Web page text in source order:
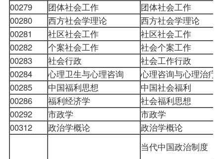
00279
团体社会工作 团体社会工作
00280
西方社会学理论 西方社会学理论
00281
社区社会工作 社区社会工作
00282
个案社会工作 社会个案工作
00283
社会行政 社会工作行政
00284
心理卫生与心理咨询 心理咨询与心理治疗
00285
中国福利思想 中国社会福利
00286
福利经济学 社会福利思想
00292
市政学 市政学
00312
政治学概论 政治学概论
当代中国政治制度